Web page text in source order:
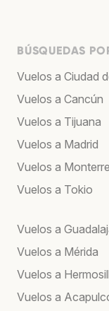
BÚSQUEDAS
Vuelos a Ciudad
Vuelos a Cancún
Vuelos a Tijuana
Vuelos a Madrid
Vuelos a
Vuelos a Tokio
Vuelos a
Vuelos a Mérida
Vuelos a
Vuelos a